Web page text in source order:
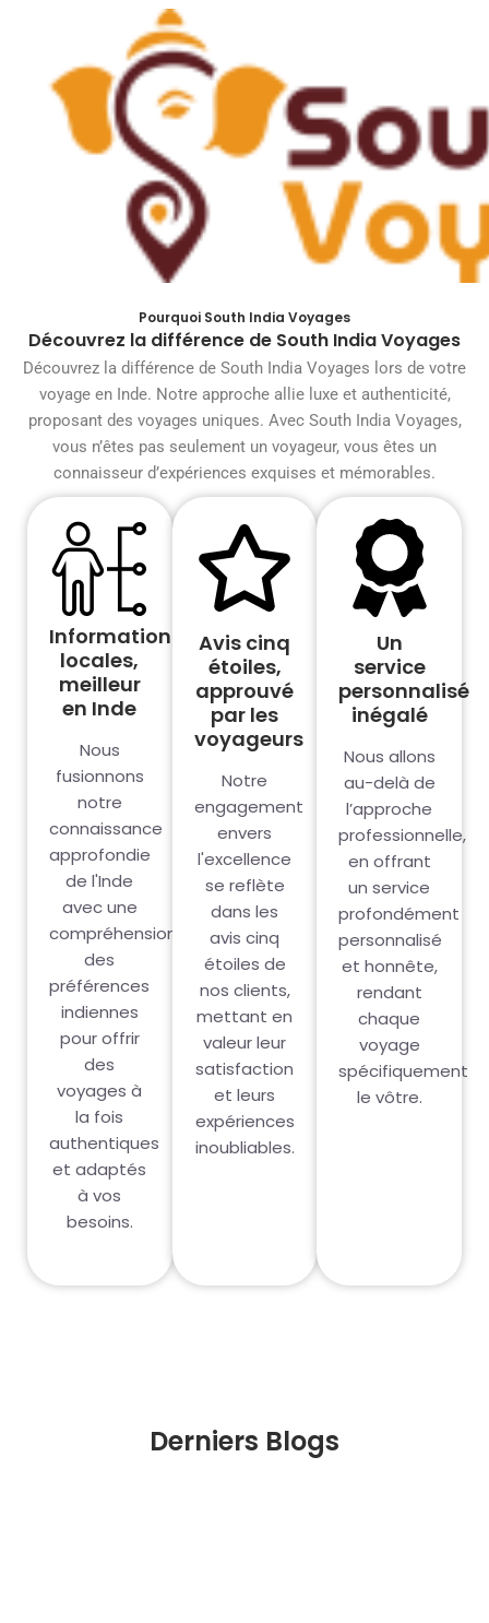
WP Travel Engine Cart
[wp_travel_engine_cart]
Pourquoi South India Voyages
Découvrez la différence de South India Voyages
Découvrez la différence de South India Voyages lors de votre
voyage en Inde. Notre approche allie luxe et authenticité,
proposant des voyages uniques. Avec South India Voyages,
vous n’êtes pas seulement un voyageur, vous êtes un
connaisseur d’expériences exquises et mémorables.
Informations
locales,
meilleur
en Inde
Nous
fusionnons
notre
connaissance
approfondie
de l'Inde
avec une
compréhension
des
préférences
indiennes
pour offrir
des
voyages à
la fois
authentiques
et adaptés
à vos
besoins.
Avis cinq
étoiles,
approuvé
par les
voyageurs
Notre
engagement
envers
l'excellence
se reflète
dans les
avis cinq
étoiles de
nos clients,
mettant en
valeur leur
satisfaction
et leurs
expériences
inoubliables.
Un
service
personnalisé
inégalé
Nous allons
au-delà de
l’approche
professionnelle,
en offrant
un service
profondément
personnalisé
et honnête,
rendant
chaque
voyage
spécifiquement
le vôtre.
Derniers Blogs